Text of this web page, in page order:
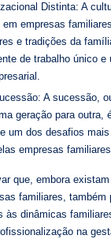
Distinta: A
em empresas
e tradições da
de trabalho único e
A sucessão,
geração para outra,
um dos desafios
empresas
que, embora
familiares, também
às dinâmicas
na